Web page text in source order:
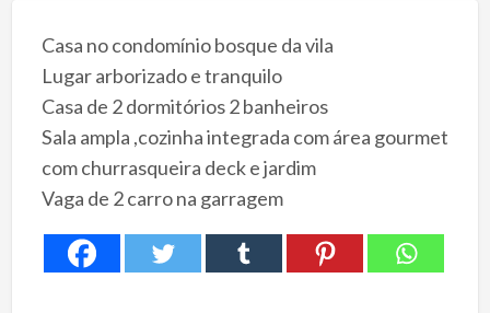
Casa no condomínio bosque da vila
Lugar arborizado e tranquilo
Casa de 2 dormitórios 2 banheiros
Sala ampla ,cozinha integrada com área gourmet
com churrasqueira deck e jardim
Vaga de 2 carro na garragem